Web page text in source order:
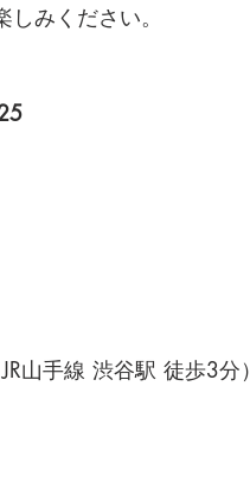
みください。
山手線 渋谷駅 徒歩3分